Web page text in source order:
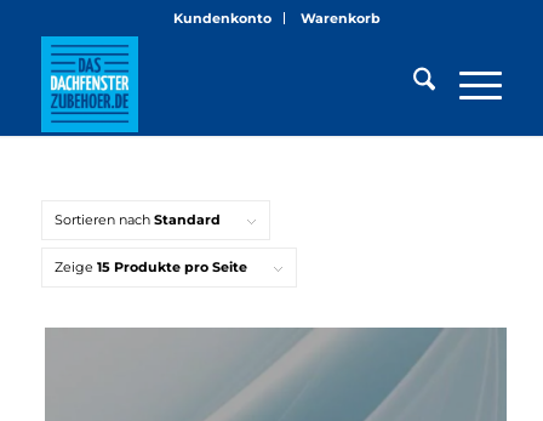
Kundenkonto Warenkorb
Sortieren nach Standard
Zeige 15 Produkte pro Seite